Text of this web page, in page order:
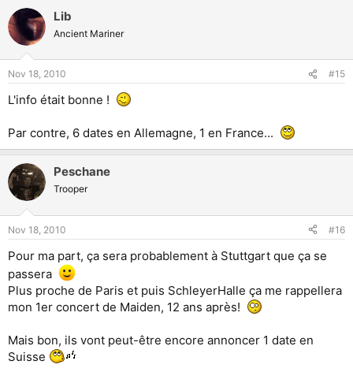
Lib
Ancient Mariner
Nov 18, 2010 #15
L'info était bonne !
Par contre, 6 dates en Allemagne, 1 en France...
Peschane
Trooper
Nov 18, 2010 #16
Pour ma part, ça sera probablement à Stuttgart que ça se
passera
Plus proche de Paris et puis SchleyerHalle ça me rappellera
mon 1er concert de Maiden, 12 ans après!
Mais bon, ils vont peut-être encore annoncer 1 date en
Suisse